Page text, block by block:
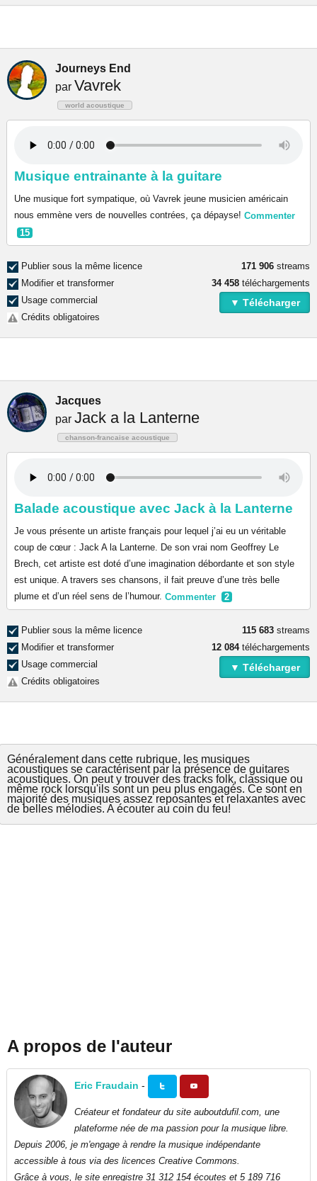
Journeys End
par Vavrek
world acoustique
Musique entrainante à la guitare
Une musique fort sympatique, où Vavrek jeune musicien américain
nous emmène vers de nouvelles contrées, ça dépayse! Commenter
15
Publier sous la même licence
Modifier et transformer
Usage commercial
Crédits obligatoires
171 906 streams
34 458 téléchargements
▼ Télécharger
Jacques
par Jack a la Lanterne
chanson-francaise acoustique
Balade acoustique avec Jack à la Lanterne
Je vous présente un artiste français pour lequel j’ai eu un véritable
coup de cœur : Jack A la Lanterne. De son vrai nom Geoffrey Le
Brech, cet artiste est doté d’une imagination débordante et son style
est unique. A travers ses chansons, il fait preuve d’une très belle
plume et d’un réel sens de l’humour. Commenter 2
Publier sous la même licence
Modifier et transformer
Usage commercial
Crédits obligatoires
115 683 streams
12 084téléchargements
▼ Télécharger
Généralement dans cette rubrique, les musiques
acoustiques se caractérisent par la présence de guitares
acoustiques. On peut y trouver des tracks folk, classique ou
même rock lorsqu'ils sont un peu plus engagés. Ce sont en
majorité des musiques assez reposantes et relaxantes avec
de belles mélodies. A écouter au coin du feu!
A propos de l'auteur
Eric Fraudain -
Créateur et fondateur du site auboutdufil.com, une
plateforme née de ma passion pour la musique libre.
Depuis 2006, je m'engage à rendre la musique indépendante
accessible à tous via des licences Creative Commons.
Grâce à vous, le site enregistre 31 312 154 écoutes et 5 189 716